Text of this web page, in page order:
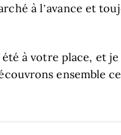
à l’avance et
à votre place, et
ensemble